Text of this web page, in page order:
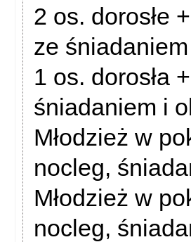
2 os. dorosłe
ze
1 os. dorosła
śniadaniem i
Młodzież w
nocleg,
Młodzież w
nocleg,